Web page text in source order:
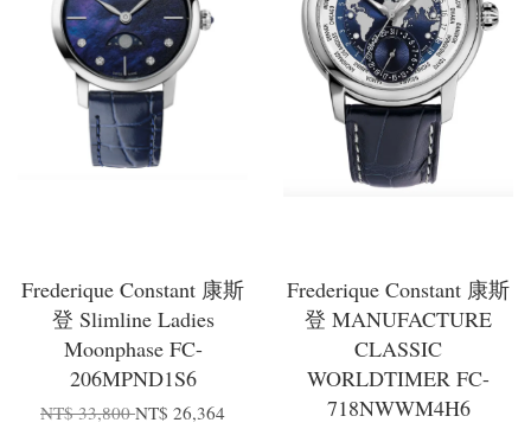
Frederique Constant 康斯
登 Slimline Ladies
Moonphase FC-
206MPND1S6
NT$ 33,800NT$ 26,364
Frederique Constant 康斯
登 MANUFACTURE
CLASSIC
WORLDTIMER FC-
718NWWM4H6